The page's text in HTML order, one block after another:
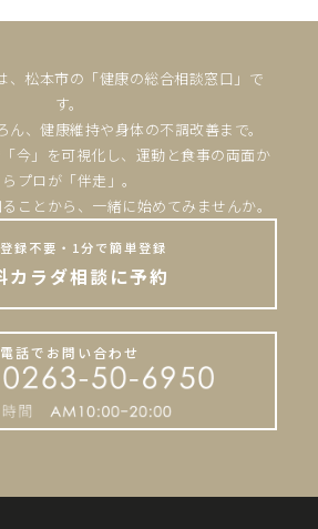
、松本市の「健康の総合相談窓口」で
す。
ん、健康維持や身体の不調改善まで。
今」を可視化し、運動と食事の両面か
らプロが「伴走」。
ことから、一緒に始めてみませんか。
録不要・1分で簡単登録
カラダ相談に予約
電話でお問い合わせ